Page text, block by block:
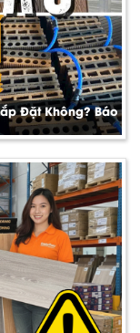
Đặt Không? Báo